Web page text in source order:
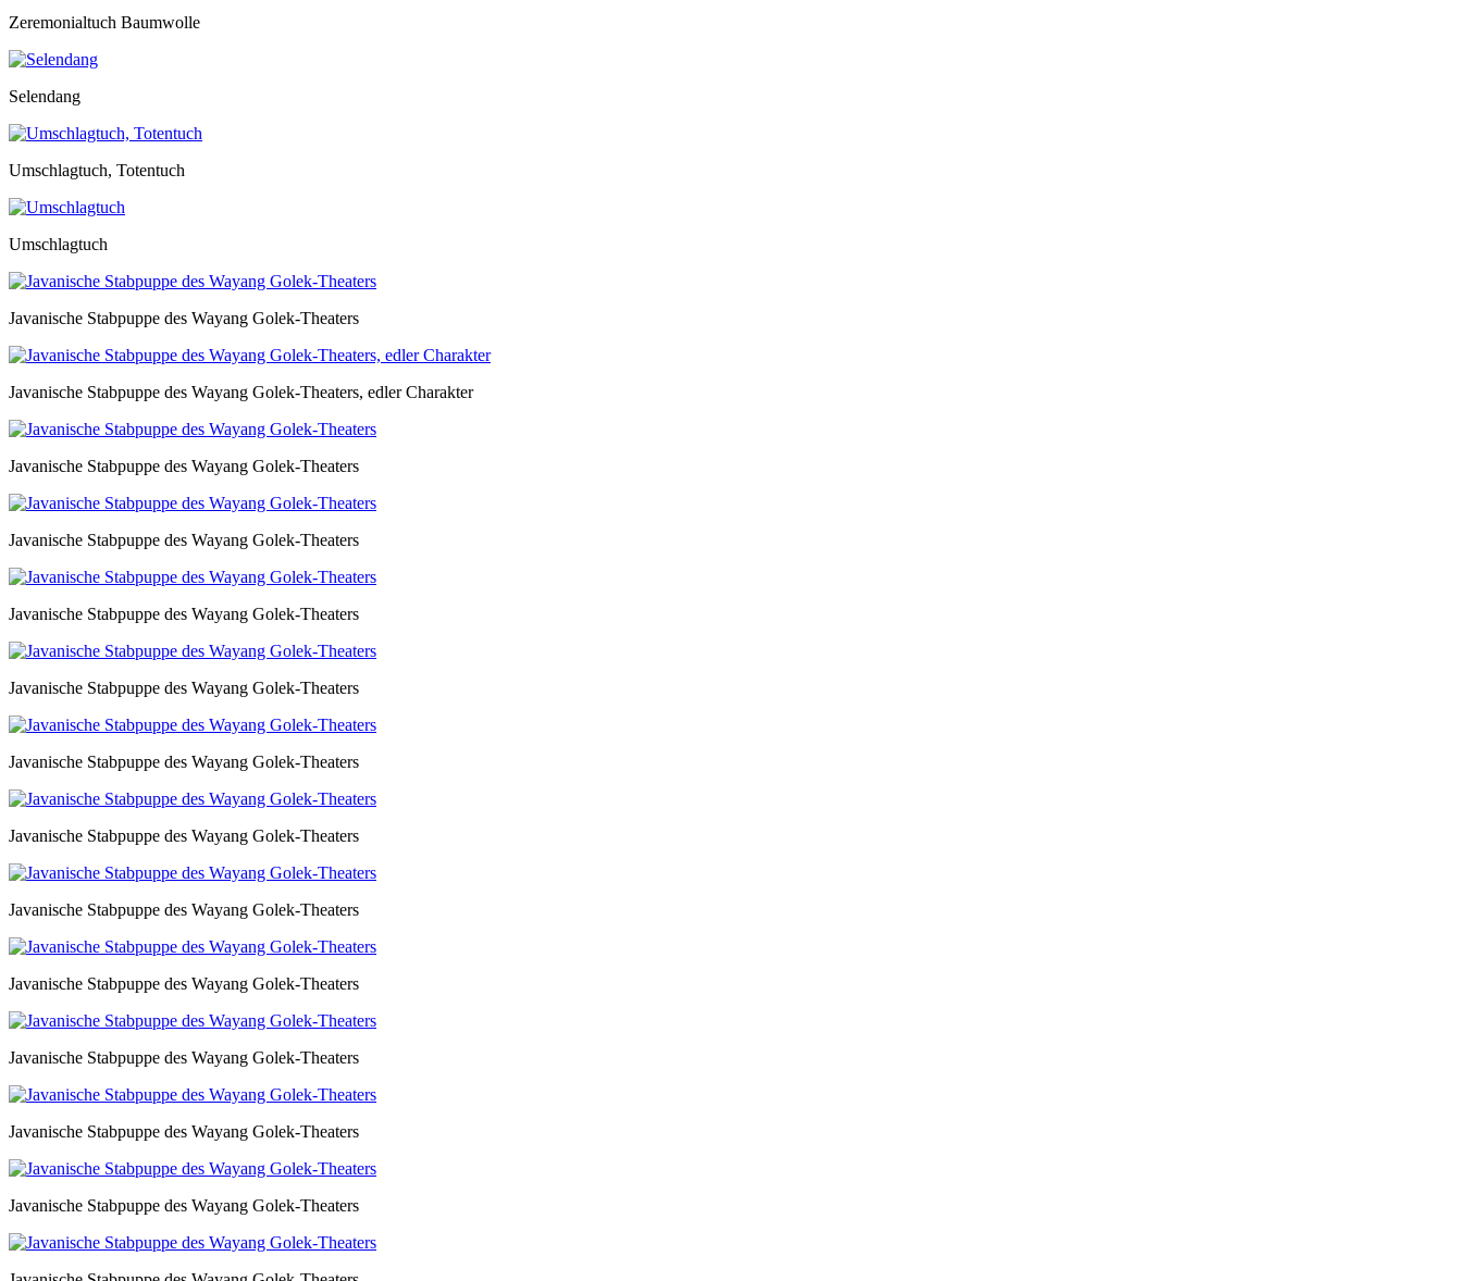
Zeremonialtuch Baumwolle
Selendang
Umschlagtuch, Totentuch
Umschlagtuch
Javanische Stabpuppe des Wayang Golek-Theaters
Javanische Stabpuppe des Wayang Golek-Theaters, edler Charakter
Javanische Stabpuppe des Wayang Golek-Theaters
Javanische Stabpuppe des Wayang Golek-Theaters
Javanische Stabpuppe des Wayang Golek-Theaters
Javanische Stabpuppe des Wayang Golek-Theaters
Javanische Stabpuppe des Wayang Golek-Theaters
Javanische Stabpuppe des Wayang Golek-Theaters
Javanische Stabpuppe des Wayang Golek-Theaters
Javanische Stabpuppe des Wayang Golek-Theaters
Javanische Stabpuppe des Wayang Golek-Theaters
Javanische Stabpuppe des Wayang Golek-Theaters
Javanische Stabpuppe des Wayang Golek-Theaters